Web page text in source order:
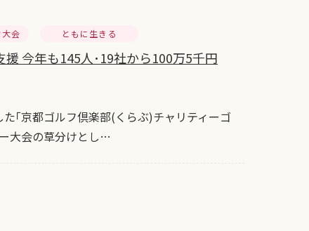
会 ともに生きる
今年も145人･19社から100万5千円
｢京都ゴルフ倶楽部(くらぶ)チャリティーゴ
大会の草分けとし…